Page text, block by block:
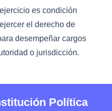
es condición
el derecho de
desempeñar cargos
o jurisdicción.
Política